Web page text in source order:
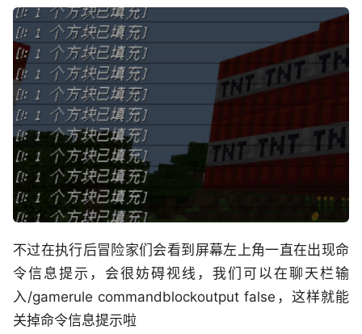
不过在执行后冒险家们会看到屏幕左上角一直在出现命
令信息提示，会很妨碍视线，我们可以在聊天栏输
入/gamerule commandblockoutput false，这样就能
关掉命令信息提示啦